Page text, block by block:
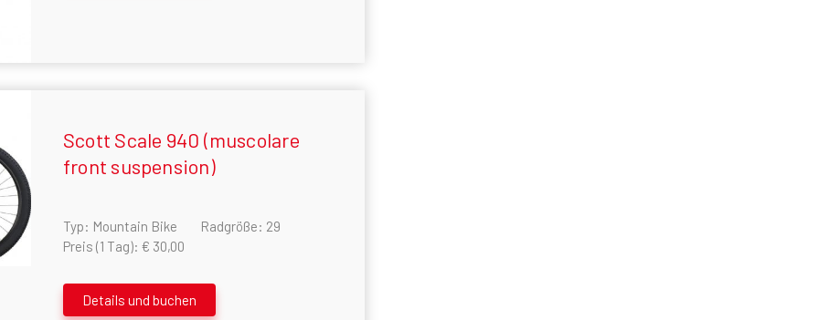
Scott Scale 940 (muscolare
front suspension)
Typ: Mountain Bike
Radgröße: 29
Preis (1 Tag): € 30,00
Details und buchen